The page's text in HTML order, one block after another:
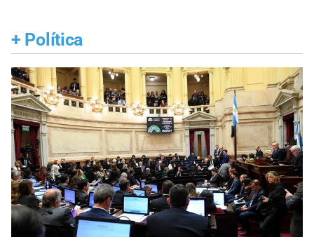
+ Política